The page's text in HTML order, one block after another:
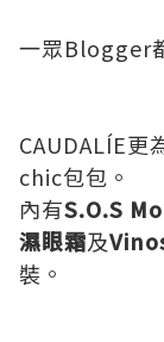
一眾Blogger
CAUDALÍE更
chic包包。
內有S.O.S
濕眼霜及
裝 。